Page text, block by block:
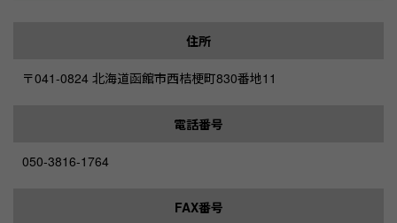
住所
〒041-0824 北海道函館市西桔梗町830番地11
電話番号
050-3816-1764
FAX番号